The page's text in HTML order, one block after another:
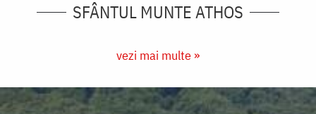
SFÂNTUL MUNTE ATHOS
vezi mai multe »